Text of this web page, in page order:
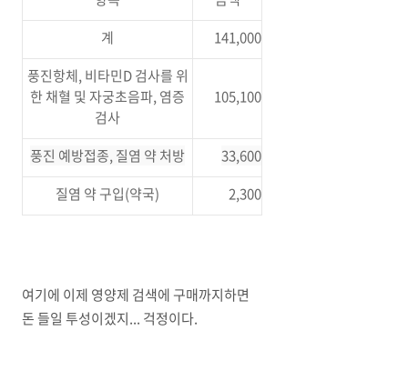
계
141,000
풍진항체, 비타민D 검사를 위
한 채혈 및 자궁초음파, 염증
검사
105,100
풍진 예방접종, 질염 약 처방
33,600
질염 약 구입(약국)
2,300
여기에 이제 영양제 검색에 구매까지하면
돈 들일 투성이겠지... 걱정이다.